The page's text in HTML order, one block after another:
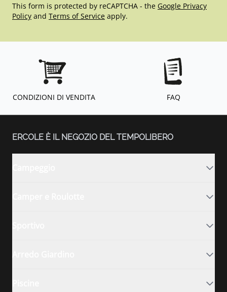
This form is protected by reCAPTCHA - the Google Privacy
Policy and Terms of Service apply.
CONDIZIONI DI VENDITA FAQ
ERCOLE È IL NEGOZIO DEL TEMPOLIBERO